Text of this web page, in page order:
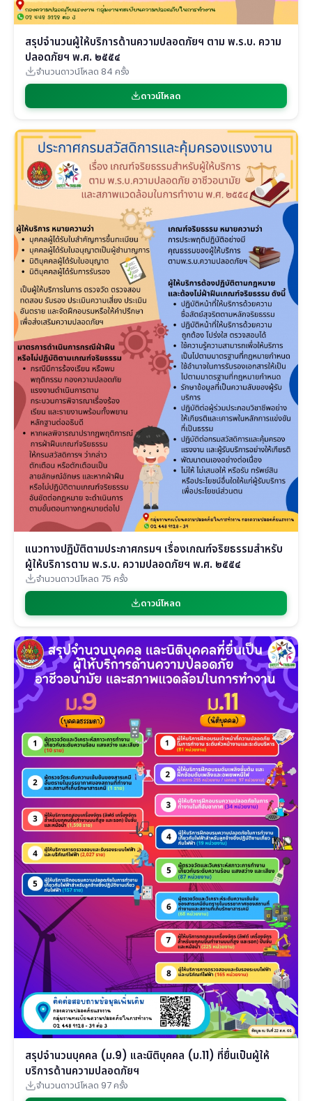
สรุปจำนวนผู้ให้บริการด้านความปลอดภัยฯ ตาม พ.ร.บ. ความ
ปลอดภัยฯ พ.ศ. ๒๕๕๔
จำนวนดาวน์โหลด 84 ครั้ง
ดาวน์โหลด
แนวทางปฏิบัติตามประกาศกรมฯ เรื่องเกณฑ์จริยธรรมสำหรับ
ผู้ให้บริการตาม พ.ร.บ. ความปลอดภัยฯ พ.ศ. ๒๕๕๔
จำนวนดาวน์โหลด 75 ครั้ง
ดาวน์โหลด
สรุปจำนวนบุคคล (ม.9) และนิติบุคคล (ม.11) ที่ยื่นเป็นผู้ให้
บริการด้านความปลอดภัยฯ
จำนวนดาวน์โหลด 97 ครั้ง